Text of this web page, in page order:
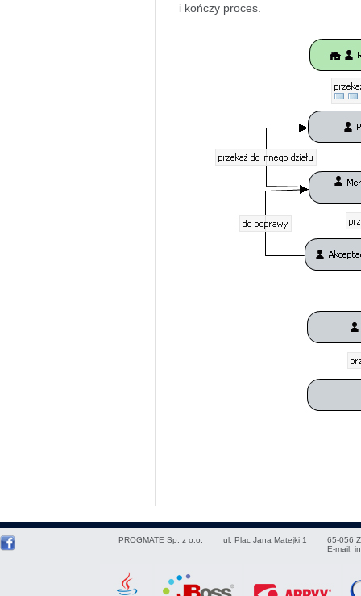
i kończy proces.
PROGMATE Sp. z o.o. ul. Plac Jana Matejki 1 65-056
E-mail: